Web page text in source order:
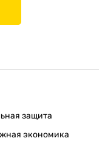
защита
экономика